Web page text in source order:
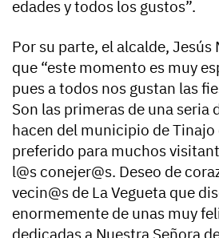
edades y todos los gustos”.
Por su parte, el alcalde,
que “este momento es muy
pues a todos nos gustan las
Son las primeras de una seria
hacen del municipio de
preferido para muchos
l@s conejer@s. Deseo de
vecin@s de La Vegueta que
enormemente de unas muy